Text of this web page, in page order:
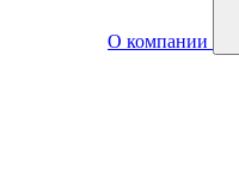
О компании